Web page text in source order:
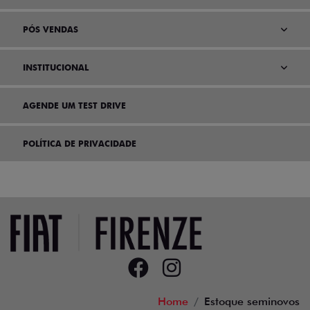
PÓS VENDAS
INSTITUCIONAL
AGENDE UM TEST DRIVE
POLÍTICA DE PRIVACIDADE
Home Estoque seminovos